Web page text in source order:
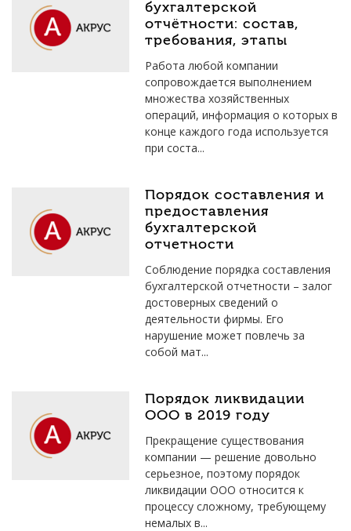
бухгалтерской
отчётности: состав,
требования, этапы
Работа любой компании
сопровождается выполнением
множества хозяйственных
операций, информация о которых в
конце каждого года используется
при соста...
Порядок составления и
предоставления
бухгалтерской
отчетности
Соблюдение порядка составления
бухгалтерской отчетности – залог
достоверных сведений о
деятельности фирмы. Его
нарушение может повлечь за
собой мат...
Порядок ликвидации
ООО в 2019 году
Прекращение существования
компании — решение довольно
серьезное, поэтому порядок
ликвидации ООО относится к
процессу сложному, требующему
немалых в...